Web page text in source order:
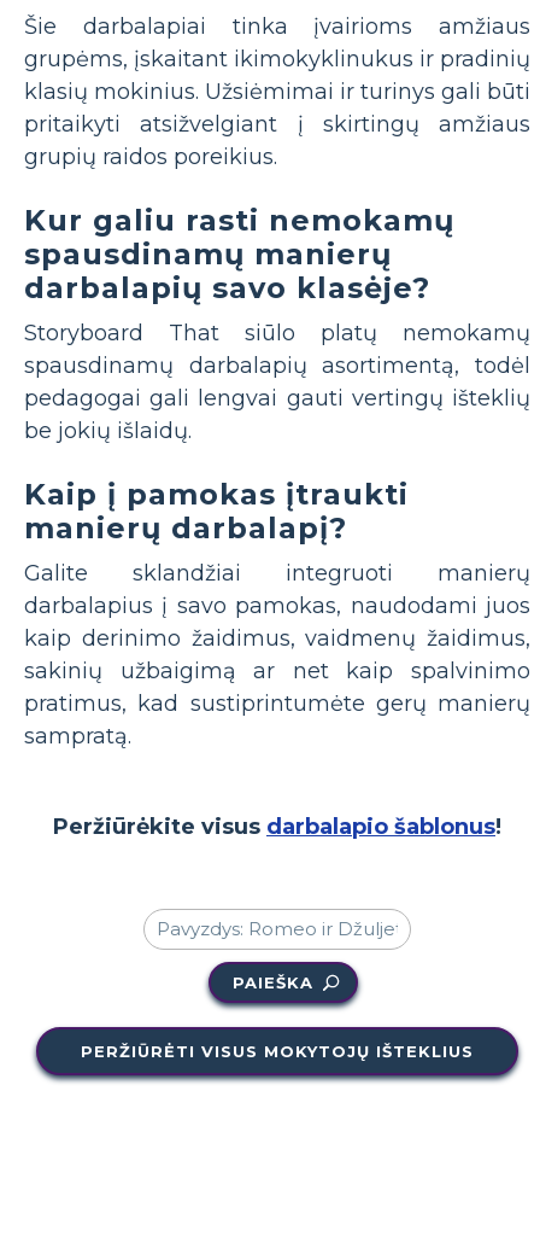
Šie darbalapiai tinka įvairioms amžiaus
grupėms, įskaitant ikimokyklinukus ir pradinių
klasių mokinius. Užsiėmimai ir turinys gali būti
pritaikyti atsižvelgiant į skirtingų amžiaus
grupių raidos poreikius.
Kur galiu rasti nemokamų
spausdinamų manierų
darbalapių savo klasėje?
Storyboard That siūlo platų nemokamų
spausdinamų darbalapių asortimentą, todėl
pedagogai gali lengvai gauti vertingų išteklių
be jokių išlaidų.
Kaip į pamokas įtraukti
manierų darbalapį?
Galite sklandžiai integruoti manierų
darbalapius į savo pamokas, naudodami juos
kaip derinimo žaidimus, vaidmenų žaidimus,
sakinių užbaigimą ar net kaip spalvinimo
pratimus, kad sustiprintumėte gerų manierų
sampratą.
Peržiūrėkite visus darbalapio šablonus!
PAIEŠKA
PERŽIŪRĖTI VISUS MOKYTOJŲ IŠTEKLIUS